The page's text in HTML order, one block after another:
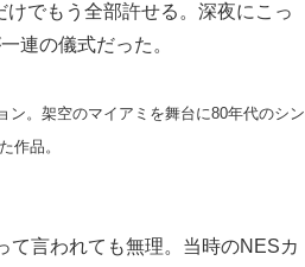
でもう全部許せる。深夜にこっ
連の儀式だった。
。架空のマイアミを舞台に80年代のシン
作品。
て言われても無理。当時のNESカ